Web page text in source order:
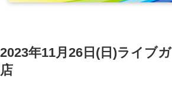
2023年11月26日(日)ライブ
店